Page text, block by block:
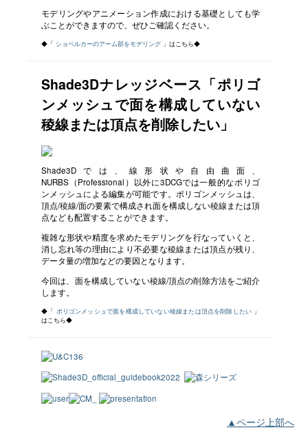
モデリングやアニメーション作成における基礎としても学
ぶことができますので、ぜひご確認ください。
◆「 ショベルカーのアーム部をモデリング 」はこちら◆
Shade3Dナレッジベース「ポリゴ
ンメッシュで面を構成していない
稜線または頂点を削除したい」
Shade3Dでは、線形状や自由曲面、
NURBS（Professional）以外に3DCGでは一般的なポリゴ
ンメッシュによる編集が可能です。ポリゴンメッシュは、
頂点/稜線/面の要素で構成され面を構成しない稜線または頂
点なども配置することができます。
複雑な形状や精度を求めたモデリングを行なっていくと、
消し忘れ等の理由により不必要な稜線または頂点が残り、
データ量の増加などの要因となります。
今回は、面を構成していない稜線/頂点の削除方法をご紹介
します。
◆「 ポリゴンメッシュで面を構成していない稜線または頂点を削除したい 」
はこちら◆
▲ページ上部へ